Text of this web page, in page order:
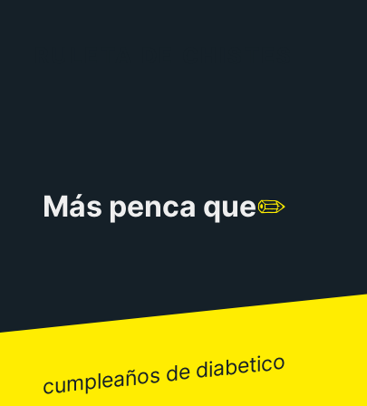
Más penca que✏️
cumpleaños de diabetico